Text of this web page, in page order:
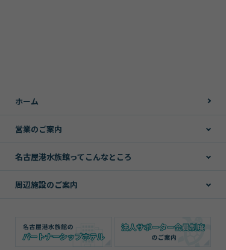
ホーム
営業のご案内
名古屋港水族館ってこんなところ
周辺施設のご案内